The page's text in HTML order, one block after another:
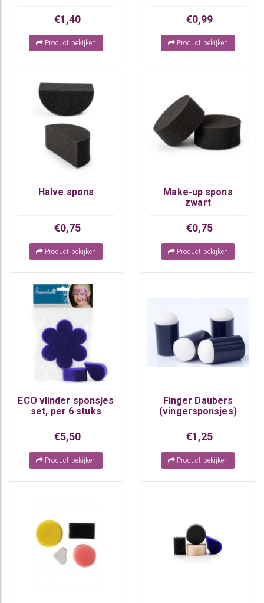
€1,40
Product bekijken
€0,99
Product bekijken
Halve spons
€0,75
Product bekijken
Make-up spons
zwart
€0,75
Product bekijken
ECO vlinder sponsjes
set, per 6 stuks
€5,50
Product bekijken
Finger Daubers
(vingersponsjes)
€1,25
Product bekijken